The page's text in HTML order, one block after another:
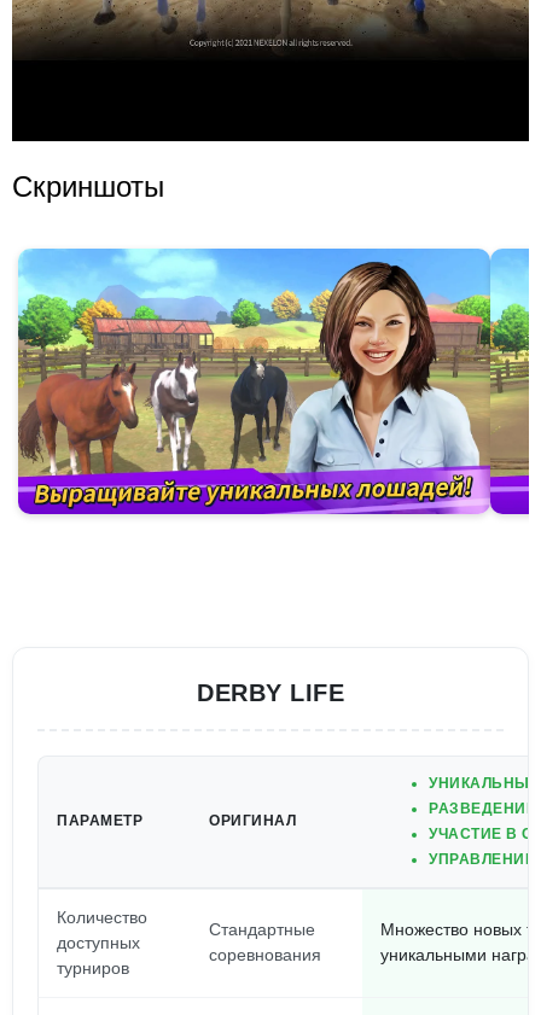
Скриншоты
DERBY LIFE
ПАРАМЕТР ОРИГИНАЛ
УЧАСТИЕ В
УПРАВЛЕНИЕ
Количество
доступных
турниров
Стандартные
соревнования
Множество новых
уникальными